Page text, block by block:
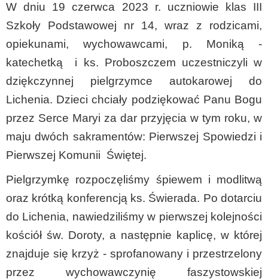
W dniu 19 czerwca 2023 r. uczniowie klas III
Szkoły Podstawowej nr 14, wraz z rodzicami,
opiekunami, wychowawcami, p. Moniką -
katechetką i ks. Proboszczem uczestniczyli w
dziękczynnej pielgrzymce autokarowej do
Lichenia. Dzieci chciały podziękować Panu Bogu
przez Serce Maryi za dar przyjęcia w tym roku, w
maju dwóch sakramentów: Pierwszej Spowiedzi i
Pierwszej Komunii Świętej.
Pielgrzymkę rozpoczęliśmy śpiewem i modlitwą
oraz krótką konferencją ks. Świerada. Po dotarciu
do Lichenia, nawiedziliśmy w pierwszej kolejności
kościół św. Doroty, a następnie kaplicę, w której
znajduje się krzyż - sprofanowany i przestrzelony
przez wychowawczynię faszystowskiej